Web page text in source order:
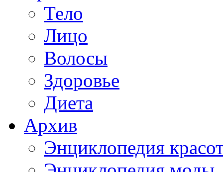
Тело
Лицо
Волосы
Здоровье
Диета
Архив
Энциклопедия